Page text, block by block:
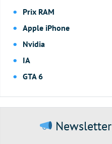
Prix RAM
Apple iPhone
Nvidia
IA
GTA 6
Newsletter